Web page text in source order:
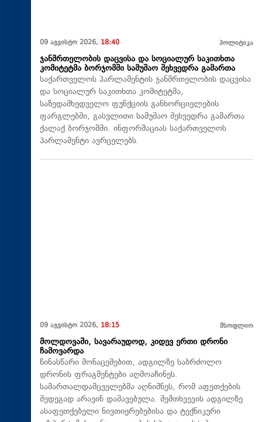
09 აგვისტო 2026, 18:40 პოლიტიკა
ჯანმრთელობის დაცვისა და სოციალურ საკითხთა
კომიტეტმა ბორჯომში სამუშაო შეხვედრა გამართა
საქართველოს პარლამენტის ჯანმრთელობის დაცვისა
და სოციალურ საკითხთა კომიტეტმა,
საზედამხედველო ფუნქციის განხორციელების
ფარგლებში, გასვლითი სამუშაო შეხვედრა გამართა
ქალაქ ბორჯომში. ინფორმაციას საქართველოს
პარლამენტი ავრცელებს.
09 აგვისტო 2026, 18:15 მსოფლიო
მოლდოვაში, სავარაუდოდ, კიდევ ერთი დრონი
ჩამოვარდა
წინასწარი მონაცემებით, ადგილზე საბრძოლო
დრონის ფრაგმენტები აღმოაჩინეს.
სამართალდამცველებმა აღნიშნეს, რომ აფეთქების
შედეგად არავინ დაშავებულა. შემთხვევის ადგილზე
ასაფეთქებელი ნივთიერებებისა და ტექნიკური